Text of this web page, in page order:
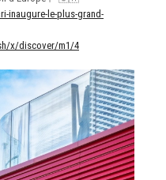
inaugure-le-plus-grand-
x/discover/m1/4